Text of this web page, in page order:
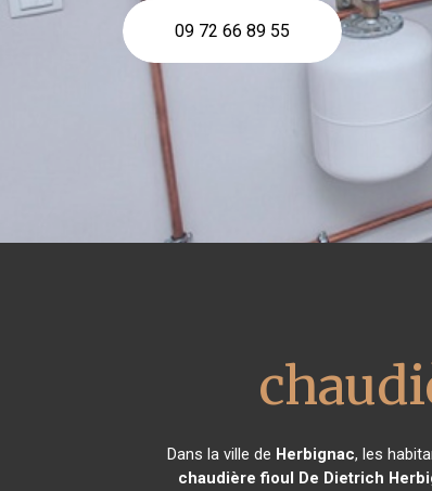
09 72 66 89 55
Dans la ville de Herbignac, les
chaudière fioul De Dietrich